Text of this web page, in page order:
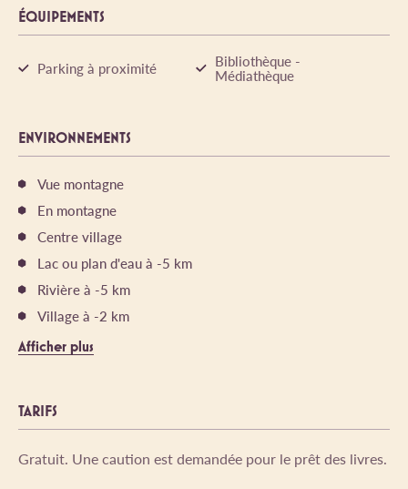
ÉQUIPEMENTS
Parking à proximité Bibliothèque -
Médiathèque
ENVIRONNEMENTS
Vue montagne
En montagne
Centre village
Lac ou plan d'eau à -5 km
Rivière à -5 km
Village à -2 km
Afficher plus
TARIFS
Gratuit. Une caution est demandée pour le prêt des livres.